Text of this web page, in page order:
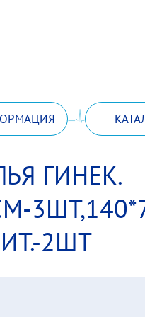
ГИНЕК.
2ШТ